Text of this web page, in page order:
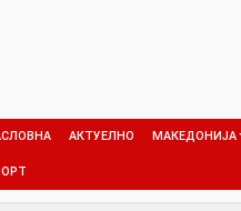
АКТУЕЛНО МАКЕДОНИЈА